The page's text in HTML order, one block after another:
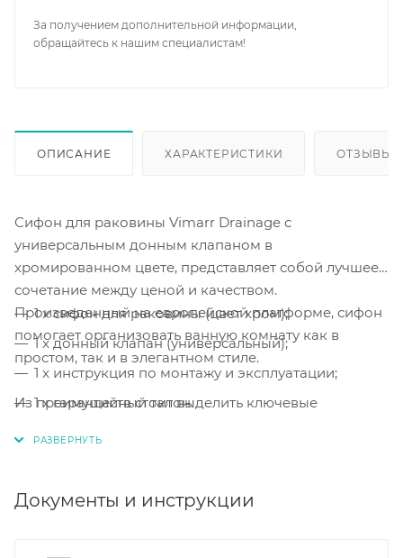
За получением дополнительной информации,
обращайтесь к нашим специалистам!
ОПИСАНИЕ ХАРАКТЕРИСТИКИ ОТЗЫВЫ
Сифон для раковины Vimarr Drainage с
универсальным донным клапаном в
хромированном цвете, представляет собой лучшее
сочетание между ценой и качеством.
Произведенный на европейской платформе, сифон
помогает организовать ванную комнату как в
простом, так и в элегантном стиле.
Из преимуществ стоит выделить ключевые
обслуживании, а также, сверхпрочные
Легкая сборка и монтаж. Сборка и монтаж
1 x сифон для раковины (цвет хром);
1 x донный клапан (универсальный);
1 x инструкция по монтажу и эксплуатации;
1 x гарантийный талон.
Документы и инструкции